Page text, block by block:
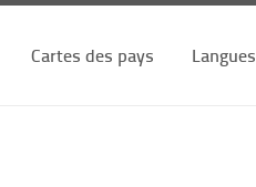
Cartes des pays Langues